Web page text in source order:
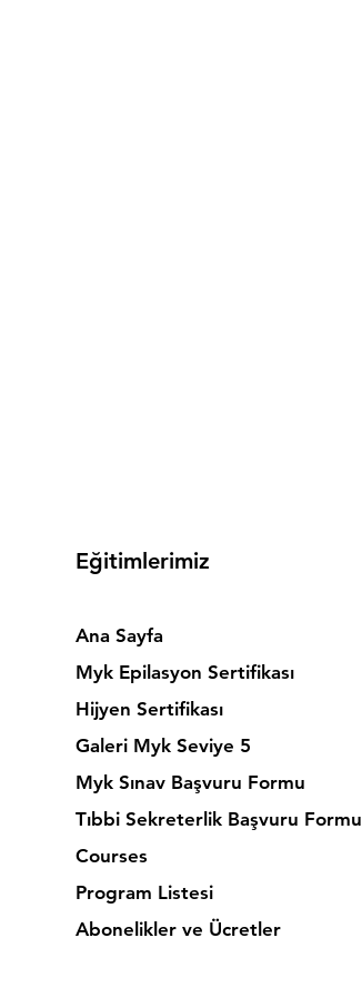
Eğitimlerimiz
Ana Sayfa
Myk Epilasyon Sertifikası
Hijyen Sertifikası
Galeri Myk Seviye 5
Myk Sınav Başvuru Formu
Tıbbi Sekreterlik Başvuru Formu
Courses
Program Listesi
Abonelikler ve Ücretler